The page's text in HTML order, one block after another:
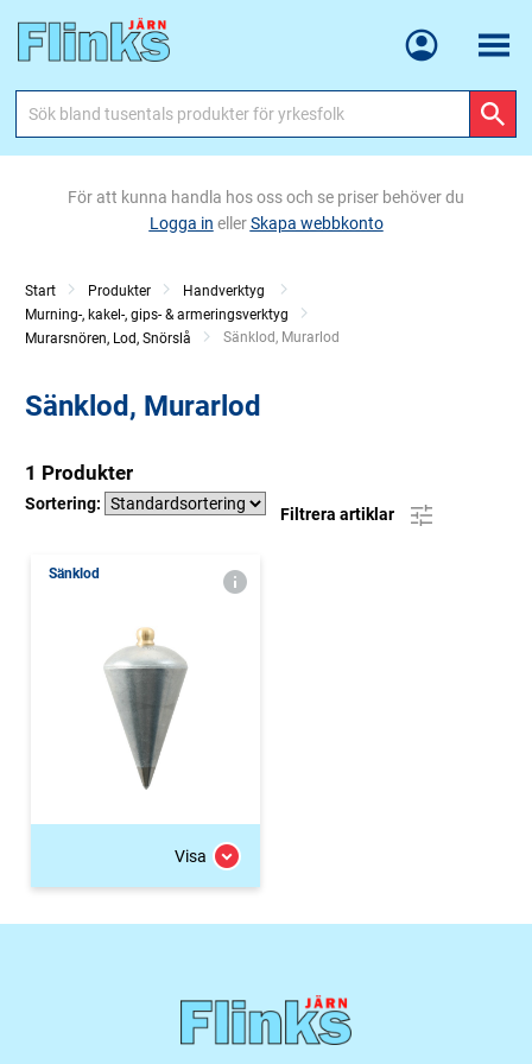
Meny
För att kunna handla hos oss och se priser behöver du
Logga in ellerSkapa webbkonto
Start Produkter
Handverktyg
Murning-, kakel-, gips- & armeringsverktyg
Murarsnören, Lod, Snörslå
Current:
Sänklod, Murarlod
Sänklod, Murarlod
1 Produkter
Sortering:
Filtrera artiklar
Sänklod
Visa